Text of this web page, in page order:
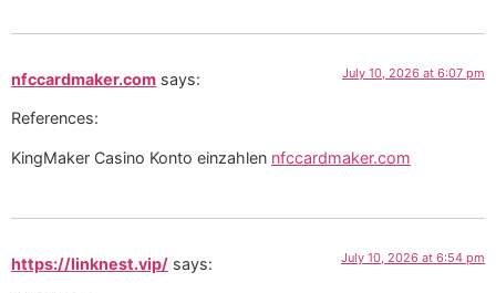
nfccardmaker.com says: July 10, 2026 at 6:07 pm
References:
KingMaker Casino Konto einzahlen nfccardmaker.com
https://linknest.vip/ says: July 10, 2026 at 6:54 pm